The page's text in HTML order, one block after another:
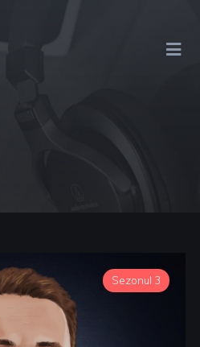
Sezonul 3